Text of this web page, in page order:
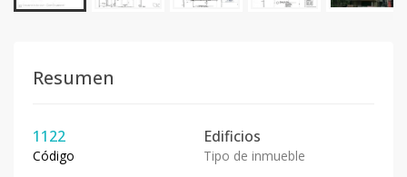
Resumen
1122
Código
Edificios
Tipo de inmueble